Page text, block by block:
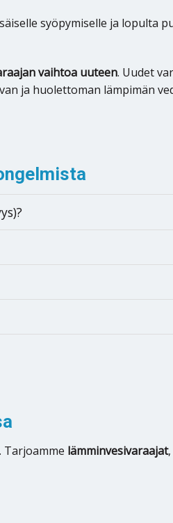
syöpymiselle ja lopulta
vaihtoa uuteen. Uudet
ja huolettoman lämpimän
Tarjoamme lämminvesivaraajat